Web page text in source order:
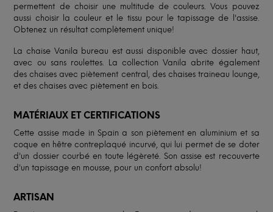
permettent de choisir une multitude de couleurs. Vous pouvez
aussi choisir la couleur et le tissu pour le tapissage de l'assise.
Obtenez un résultat complètement unique!
La chaise Vanila bureau est aussi disponible avec dossier haut,
avec ou sans roulettes. La collection Vanila abrite également
des chaises avec piètement central, des chaises traineau lounge,
et des chaises avec piètement en bois.
MATÉRIAUX ET CERTIFICATIONS
Cette assise made in Spain a son piètement en aluminium et sa
coque en hêtre contreplaqué incurvé, qui lui permet de se doter
d'un dossier courbé en toute légèreté. Son assise est recouverte
d'un tapissage en mousse, pour un confort absolu!
ARTISAN